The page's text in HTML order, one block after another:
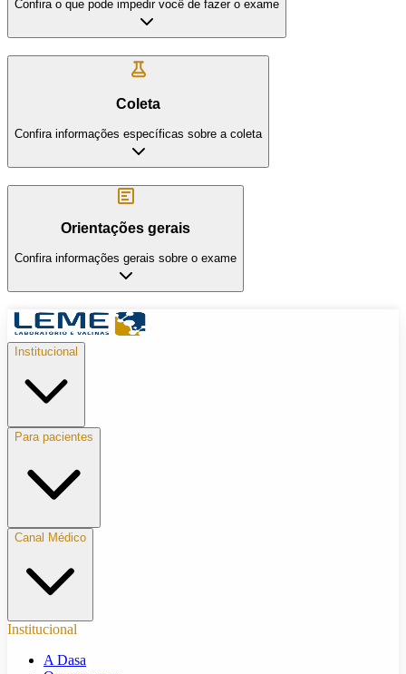
Confira o que pode impedir você de fazer o exame
Coleta
Confira informações específicas sobre a coleta
Orientações gerais
Confira informações gerais sobre o exame
Institucional
Para pacientes
Canal Médico
Institucional
A Dasa